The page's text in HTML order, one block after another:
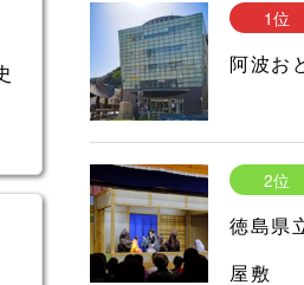
1位
阿波お
2位
徳島県
屋敷